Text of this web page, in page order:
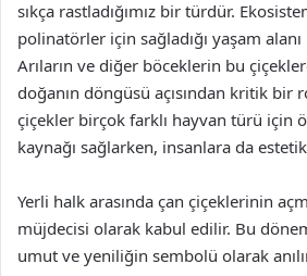
sıkça rastladığımız bir türdür.
polinatörler için sağladığı yaşam
Arıların ve diğer böceklerin bu
doğanın döngüsü açısından kritik bir
çiçekler birçok farklı hayvan türü için
kaynağı sağlarken, insanlara da
Yerli halk arasında çan çiçeklerinin
müjdecisi olarak kabul edilir. Bu
umut ve yeniliğin sembolü olarak